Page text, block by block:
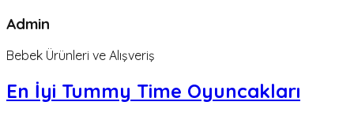
Admin
Bebek Ürünleri ve Alışveriş
En İyi Tummy Time Oyuncakları